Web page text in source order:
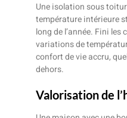
Une isolation sous
température intérieure
long de l’année. Fini les
variations de
confort de vie accru,
dehors.
Valorisation de